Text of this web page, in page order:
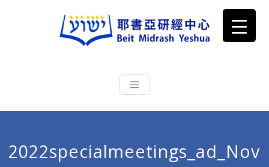
耶書亞研經中心
根源明白聖經，成為更好的門徒
2022specialmeetings_ad_Nov